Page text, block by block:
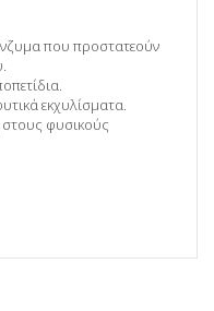
που προστατεούν
εκχυλίσματα.
φυσικούς